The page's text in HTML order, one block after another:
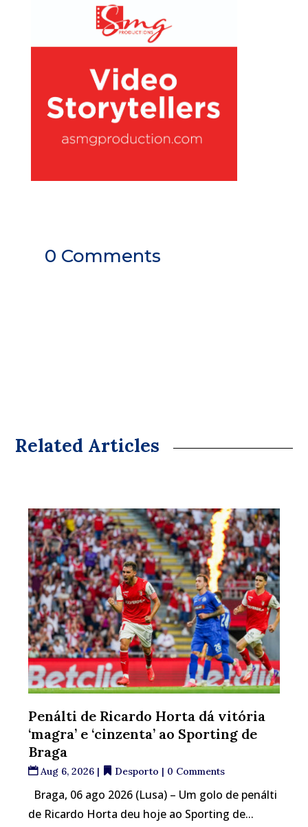
0 Comments
Related Articles
Penálti de Ricardo Horta dá vitória
‘magra’ e ‘cinzenta’ ao Sporting de
Braga
Aug 6, 2026 | Desporto | 0 Comments
Braga, 06 ago 2026 (Lusa) – Um golo de penálti
de Ricardo Horta deu hoje ao Sporting de...